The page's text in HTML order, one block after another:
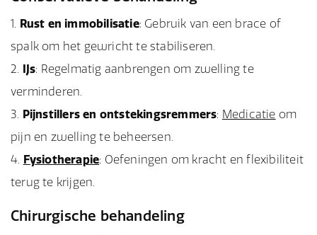
Rust en immobilisatie: Gebruik van een brace of
spalk om het gewricht te stabiliseren.
IJs: Regelmatig aanbrengen om zwelling te
verminderen.
Pijnstillers en ontstekingsremmers: Medicatie om
pijn en zwelling te beheersen.
Fysiotherapie: Oefeningen om kracht en flexibiliteit
terug te krijgen.
Chirurgische behandeling